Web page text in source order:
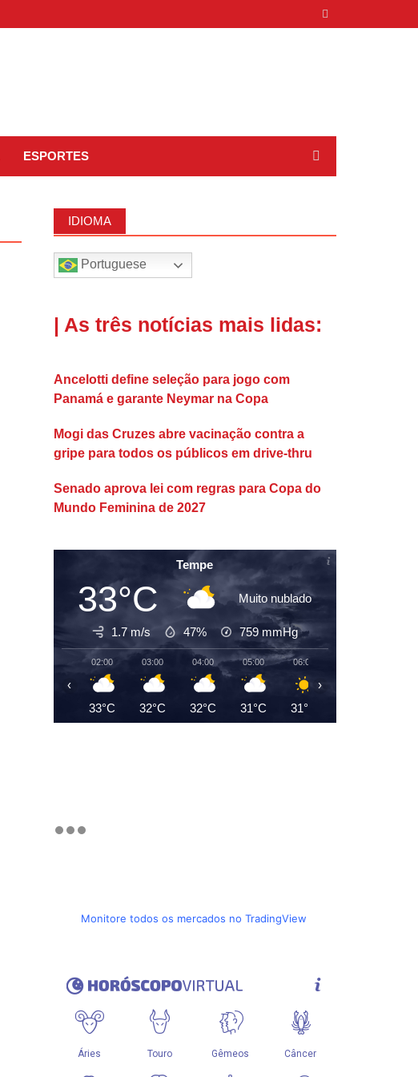
ESPORTES
IDIOMA
Portuguese
| As três notícias mais lidas:
Ancelotti define seleção para jogo com
Panamá e garante Neymar na Copa
Mogi das Cruzes abre vacinação contra a
gripe para todos os públicos em drive-thru
Senado aprova lei com regras para Copa do
Mundo Feminina de 2027
Tempe
33°C Muito nublado
1.7 m/s 47% 759 mmHg
02:00
33°C
03:00
32°C
04:00
32°C
05:00
31°C
06:00
31°C
‹ ›
Monitore todos os mercados no TradingView